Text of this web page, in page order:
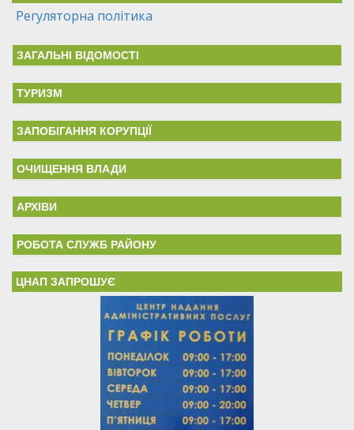
Регуляторна політика
ЗАГАЛЬНІ ВІДОМОСТІ
ТУРИЗМ
ЗАПОБІГАННЯ КОРУПЦІЇ
ОЧИЩЕННЯ ВЛАДИ
АРХІВИ
РОБОТА СЛУЖБ РАЙОНУ
ЦНАП ЗАПРОШУЄ